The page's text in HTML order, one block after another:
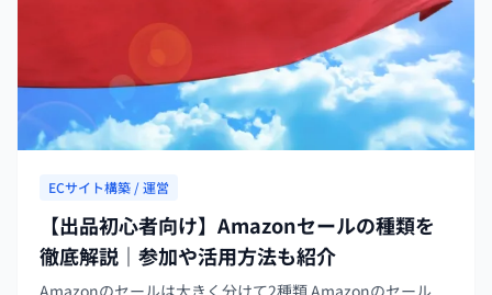
ECサイト構築 / 運営
【出品初心者向け】Amazonセールの種類を
徹底解説｜参加や活用方法も紹介